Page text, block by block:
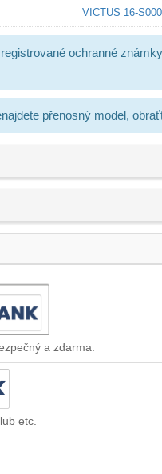
VICTUS 16-
ochranné
přenosný model,
a zdarma.
etc.